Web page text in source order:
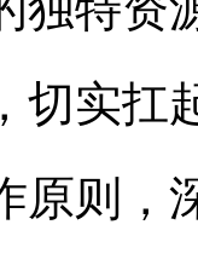
切实扛
原则，